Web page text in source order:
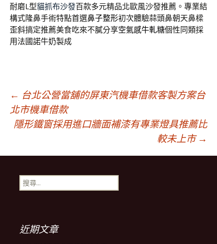
耐磨L型貓抓布沙發百款多元精品北歐風沙發推薦。專業結
構式隆鼻手術特點首選鼻子整形初次體驗蒜頭鼻朝天鼻樑
歪斜搞定推薦美食吃來不膩分享空氣感牛軋糖個性同類採
用法國諾牛奶製成
文
章
導
航
列
← 台北公營當舖的屏東汽機車借款客製方案台
北市機車借款
隱形鐵窗採用進口牆面補漆有專業燈具推薦比
較未上市 →
搜
尋
近期文章